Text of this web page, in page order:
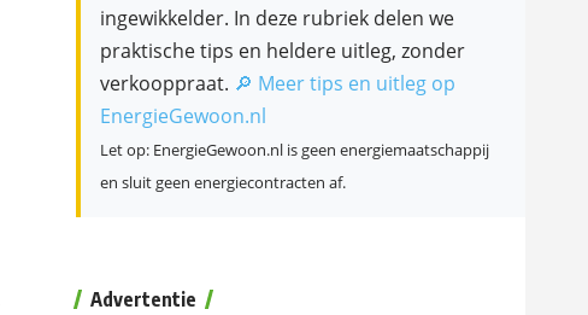
ingewikkelder. In deze rubriek delen we
praktische tips en heldere uitleg, zonder
verkooppraat. 🔎 Meer tips en uitleg op
EnergieGewoon.nl
Let op: EnergieGewoon.nl is geen energiemaatschappij
en sluit geen energiecontracten af.
Advertentie